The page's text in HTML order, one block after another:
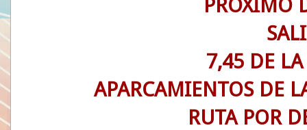
PRÓXIMO
7,45 DE
APARCAMIENTOS DE
RUTA POR